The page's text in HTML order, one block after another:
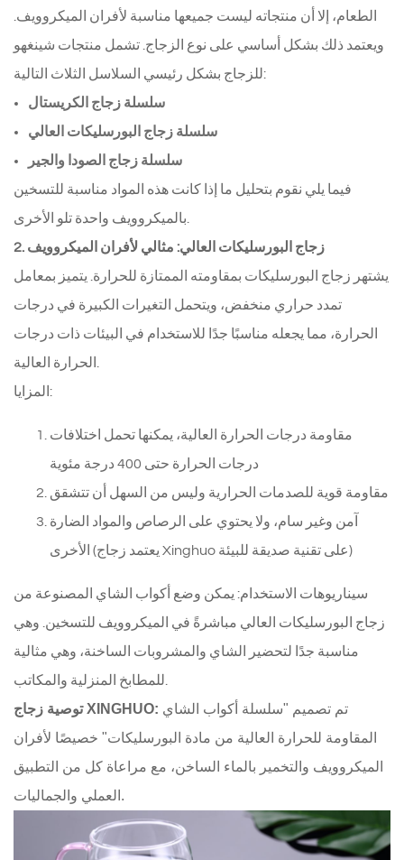
الطعام، إلا أن منتجاته ليست جميعها مناسبة لأفران الميكروويف.
ويعتمد ذلك بشكل أساسي على نوع الزجاج. تشمل منتجات شينغهو
للزجاج بشكل رئيسي السلاسل الثلاث التالية:
سلسلة زجاج الكريستال
سلسلة زجاج البورسليكات العالي
سلسلة زجاج الصودا والجير
فيما يلي نقوم بتحليل ما إذا كانت هذه المواد مناسبة للتسخين
بالميكروويف واحدة تلو الأخرى.
2. زجاج البورسليكات العالي: مثالي لأفران الميكروويف
يشتهر زجاج البورسليكات بمقاومته الممتازة للحرارة. يتميز بمعامل
تمدد حراري منخفض، ويتحمل التغيرات الكبيرة في درجات
الحرارة، مما يجعله مناسبًا جدًا للاستخدام في البيئات ذات درجات
الحرارة العالية.
المزايا:
مقاومة درجات الحرارة العالية، يمكنها تحمل اختلافات
درجات الحرارة حتى 400 درجة مئوية
مقاومة قوية للصدمات الحرارية وليس من السهل أن تتشقق
آمن وغير سام، ولا يحتوي على الرصاص والمواد الضارة
الأخرى (يعتمد زجاج Xinghuo على تقنية صديقة للبيئة)
سيناريوهات الاستخدام: يمكن وضع أكواب الشاي المصنوعة من
زجاج البورسليكات العالي مباشرةً في الميكروويف للتسخين. وهي
مناسبة جدًا لتحضير الشاي والمشروبات الساخنة، وهي مثالية
للمطابخ المنزلية والمكاتب.
توصية زجاج XINGHUO: تم تصميم "سلسلة أكواب الشاي
المقاومة للحرارة العالية من مادة البورسليكات" خصيصًا لأفران
الميكروويف والتخمير بالماء الساخن، مع مراعاة كل من التطبيق
العملي والجماليات.